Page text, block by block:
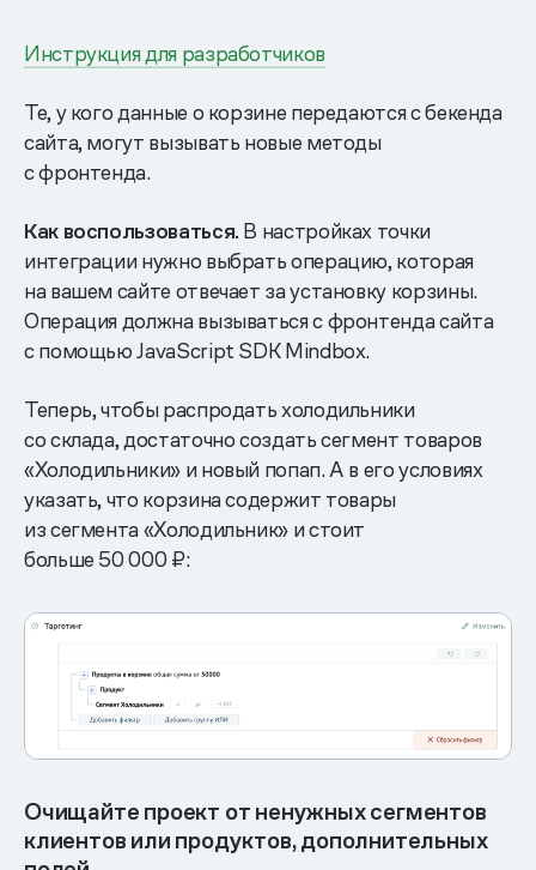
Инструкция для разработчиков
Те, у кого данные о корзине передаются с бекенда
сайта, могут вызывать новые методы
с фронтенда.
Как воспользоваться. В настройках точки
интеграции нужно выбрать операцию, которая
на вашем сайте отвечает за установку корзины.
Операция должна вызываться с фронтенда сайта
с помощью JavaScript SDK Mindbox.
Теперь, чтобы распродать холодильники
со склада, достаточно создать сегмент товаров
«Холодильники» и новый попап. А в его условиях
указать, что корзина содержит товары
из сегмента «Холодильник» и стоит
больше 50 000 ₽:
Очищайте проект от ненужных сегментов
клиентов или продуктов, дополнительных